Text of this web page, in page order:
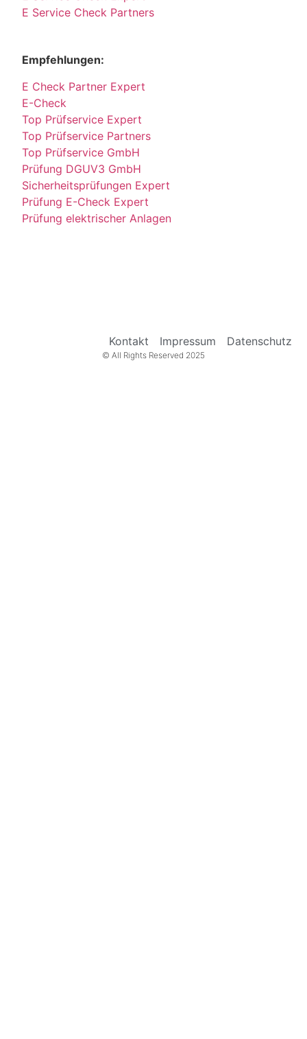
E Service Check Partners
Empfehlungen:
E Check Partner Expert
E-Check
Top Prüfservice Expert
Top Prüfservice Partners
Top Prüfservice GmbH
Prüfung DGUV3 GmbH
Sicherheitsprüfungen Expert
Prüfung E-Check Expert
Prüfung elektrischer Anlagen
Kontakt Impressum Datenschutz
© All Rights Reserved 2025